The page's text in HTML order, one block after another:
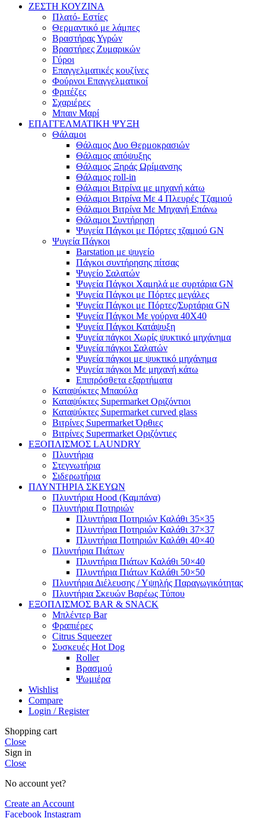
ΖΕΣΤΗ ΚΟΥΖΙΝΑ
Πλατό- Εστίες
Θερμαντικό με λάμπες
Βραστήρας Υγρών
Βραστήρες Ζυμαρικών
Γύροι
Επαγγελματικές κουζίνες
Φούρνοι Επαγγελματικοί
Φριτέζες
Σχαριέρες
Μπαιν Μαρί
ΕΠΑΓΓΕΛΜΑΤΙΚΗ ΨΥΞΗ
Θάλαμοι
Θάλαμος Δυο Θερμοκρασιών
Θάλαμος απόψυξης
Θάλαμος Ξηράς Ωρίμανσης
Θάλαμος roll-in
Θάλαμοι Βιτρίνα με μηχανή κάτω
Θάλαμοι Βιτρίνα Με 4 Πλευρές Τζαμιού
Θάλαμοι Βιτρίνα Με Μηχανή Επάνω
Θάλαμοι Συντήρηση
Ψυγεία Πάγκοι με Πόρτες τζαμιού GN
Ψυγεία Πάγκοι
Barstation με ψυγείο
Πάγκοι συντήρησης πίτσας
Ψυγείο Σαλατών
Ψυγεία Πάγκοι Χαμηλά με συρτάρια GN
Ψυγεία Πάγκοι με Πόρτες μεγάλες
Ψυγεία Πάγκοι με Πόρτες/Συρτάρια GN
Ψυγεία Πάγκοι Με γούρνα 40Χ40
Ψυγεία Πάγκοι Κατάψυξη
Ψυγεία πάγκοι Χωρίς ψυκτικό μηχάνημα
Ψυγεία πάγκοι Σαλατών
Ψυγεία πάγκοι με ψυκτικό μηχάνημα
Ψυγεία πάγκοι Με μηχανή κάτω
Επιπρόσθετα εξαρτήματα
Καταψύκτες Μπαούλα
Καταψύκτες Supermarket Οριζόντιοι
Καταψύκτες Supermarket curved glass
Βιτρίνες Supermarket Όρθιες
Βιτρίνες Supermarket Οριζόντιες
ΕΞΟΠΛΙΣΜΟΣ LAUNDRY
Πλυντήρια
Στεγνωτήρια
Σιδερωτήρια
ΠΛΥΝΤΗΡΙΑ ΣΚΕΥΩΝ
Πλυντήρια Hood (Καμπάνα)
Πλυντήρια Ποτηριών
Πλυντήρια Ποτηριών Καλάθι 35×35
Πλυντήρια Ποτηριών Καλάθι 37×37
Πλυντήρια Ποτηριών Καλάθι 40×40
Πλυντήρια Πιάτων
Πλυντήρια Πιάτων Καλάθι 50×40
Πλυντήρια Πιάτων Καλάθι 50×50
Πλυντήρια Διέλευσης / Υψηλής Παραγωγικότητας
Πλυντήρια Σκευών Βαρέως Τύπου
ΕΞΟΠΛΙΣΜΟΣ BAR & SNACK
Μπλέντερ Bar
Φραπιέρες
Citrus Squeezer
Συσκευές Hot Dog
Roller
Βρασμού
Ψωμιέρα
Wishlist
Compare
Login / Register
Shopping cart
Close
Sign in
Close
No account yet?
Create an Account
Facebook Instagram